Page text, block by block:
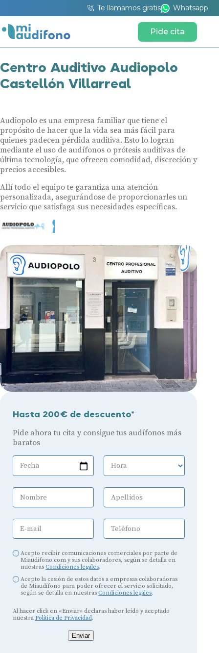
Te llamamos gratis Whatsapp
Pide cita
Centro Auditivo Audiopolo
Castellón Villarreal
Audiopolo es una empresa familiar que tiene el
propósito de hacer que la vida sea más fácil para
quienes padecen pérdida auditiva. Esto lo logran
mediante el uso de audífonos o prótesis auditivas de
última tecnología, que ofrecen comodidad, discreción y
precios accesibles.
Allí todo el equipo te garantiza una atención
personalizada, asegurándose de proporcionarles un
servicio que satisfaga sus necesidades específicas.
Hasta 200€ de descuento*
Pide ahora tu cita y consigue tus audífonos más
baratos
Fecha Hora
Nombre Apellidos
E-mail Teléfono
Acepto recibir comunicaciones comerciales por parte de
Miaudifono.com y sus colaboradores, según se detalla en
nuestras Condiciones legales.
Acepto la cesión de estos datos a empresas colaboradoras
de Miaudífono para poder ofrecer el servicio solicitado,
según se detalla en nuestras Condiciones legales.
Al hacer click en «Enviar» declaras haber leído y aceptado
nuestra Política de Privacidad.
Enviar